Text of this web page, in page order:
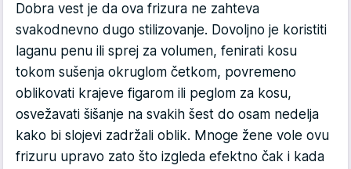
Dobra vest je da ova frizura ne zahteva
svakodnevno dugo stilizovanje. Dovoljno je koristiti
laganu penu ili sprej za volumen, fenirati kosu
tokom sušenja okruglom četkom, povremeno
oblikovati krajeve figarom ili peglom za kosu,
osvežavati šišanje na svakih šest do osam nedelja
kako bi slojevi zadržali oblik. Mnoge žene vole ovu
frizuru upravo zato što izgleda efektno čak i kada